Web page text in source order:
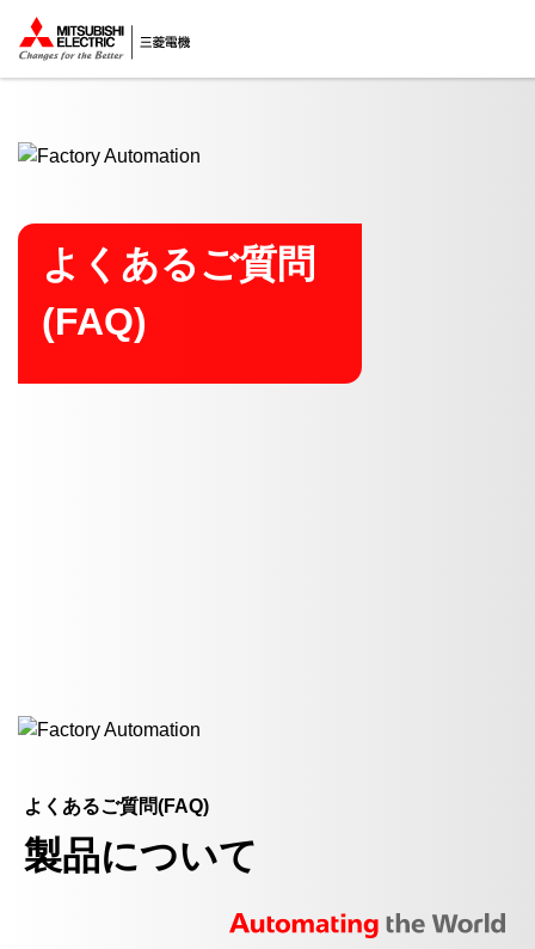
ここから本文
よくあるご質問
(FAQ)
よくあるご質問(FAQ)
製品について